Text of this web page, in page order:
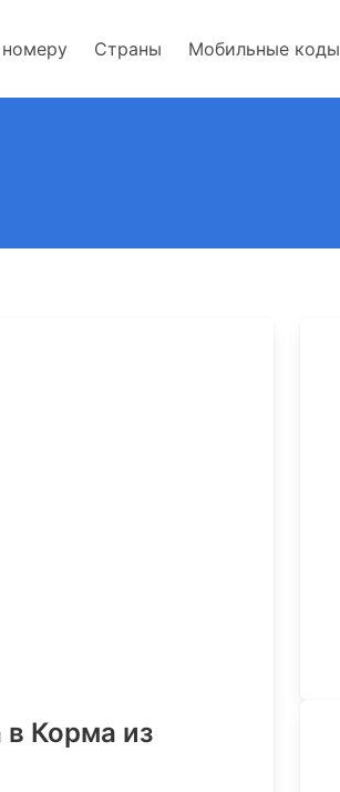
Страны Мобильные коды
Корма из